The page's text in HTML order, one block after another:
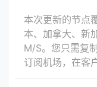
本次更新的节点
本、加拿大、新
M/S。您只需复
订阅机场，在客